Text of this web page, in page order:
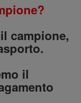
campione,
il